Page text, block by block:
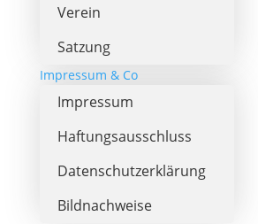
Verein
Satzung
Impressum & Co
Impressum
Haftungsausschluss
Datenschutzerklärung
Bildnachweise